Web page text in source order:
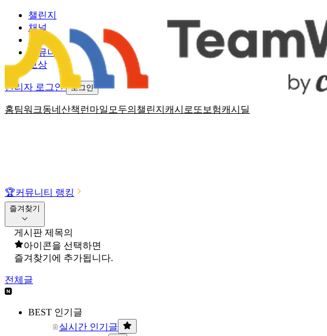
홈팀워크동네산책 런마일 모두의챌린지 캐시로또 보험캐시딜
챌린지
채널
소식
커뮤니티
보상
관리자 로그인 로그인
🏆커뮤니티 랭킹
즐겨찾기
게시판 제목의
아이콘을 선택하면
즐겨찾기에 추가됩니다.
전체글
BEST 인기글
실시간 인기글